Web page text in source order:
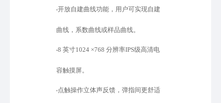
•开放自建曲线功能，用户可实现自建
曲线，系数曲线或样品曲线。
•8 英寸1024 ×768 分辨率IPS级高清电
容触摸屏。
•点触操作立体声反馈，弹指间更舒适